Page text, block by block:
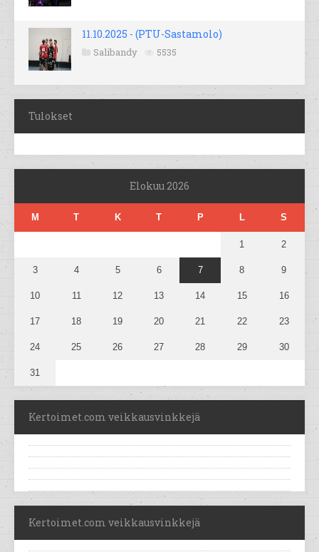
11.10.2025 - (PTU-Sastamolo)
Salibandy 5535
Tulokset
Elokuu 2026
M T K T P L S
1 2
3 4 5 6 7 8 9
10 11 12 13 14 15 16
17 18 19 20 21 22 23
24 25 26 27 28 29 30
31
Kertoimet.com veikkausvinkkejä
Kertoimet.com veikkausvinkkejä